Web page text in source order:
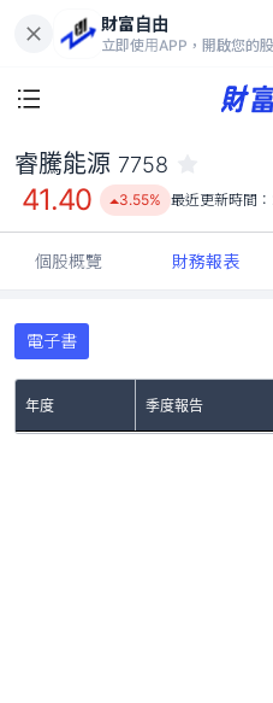
財富自由
立即使用APP，開啟您的
41.40
睿騰能源 7758
41.40 3.55% 最近更新時間：
個股概覽 財務報表
電子書
年度 季度報告